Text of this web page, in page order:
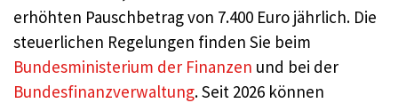
erhöhten Pauschbetrag von 7.400 Euro jährlich. Die
steuerlichen Regelungen finden Sie beim
Bundesministerium der Finanzen und bei der
Bundesfinanzverwaltung. Seit 2026 können